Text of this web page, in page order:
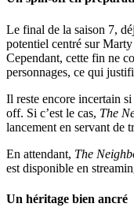
Le final de la saison 7,
potentiel centré sur
Cependant, cette fin ne
personnages, ce qui
Il reste encore incertain
off. Si c’est le cas, The
lancement en servant de
En attendant, The
est disponible en
Un héritage bien ancré